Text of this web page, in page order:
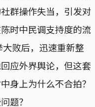
群操作失当，引发对
时中民调支持度的流
败后，迅速重新整
应外界舆论，但这套
身上为什么不合拍？
题？